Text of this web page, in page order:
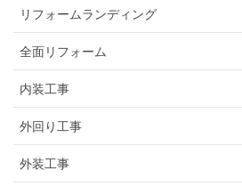
リフォームランディング
全面リフォーム
内装工事
外回り工事
外装工事